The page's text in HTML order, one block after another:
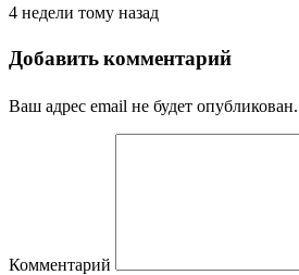
4 недели тому назад
Добавить комментарий
Ваш адрес email не будет опубликован.
Комментарий